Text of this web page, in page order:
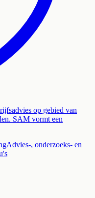
op gebied van
SAM vormt een
Advies-, onderzoeks- en